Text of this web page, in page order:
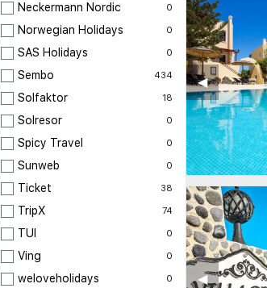
Neckermann Nordic 0
Norwegian Holidays 0
SAS Holidays 0
Sembo 434
Solfaktor 18
Solresor 0
Spicy Travel 0
Sunweb 0
Ticket 38
TripX 74
TUI 0
Ving 0
weloveholidays 0
◀︎
◀︎